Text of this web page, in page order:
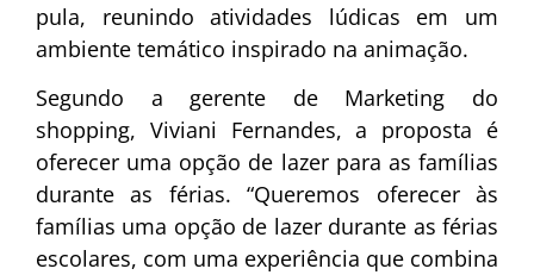
pula, reunindo atividades lúdicas em um
ambiente temático inspirado na animação.
Segundo a gerente de Marketing do
shopping, Viviani Fernandes, a proposta é
oferecer uma opção de lazer para as famílias
durante as férias. “Queremos oferecer às
famílias uma opção de lazer durante as férias
escolares, com uma experiência que combina